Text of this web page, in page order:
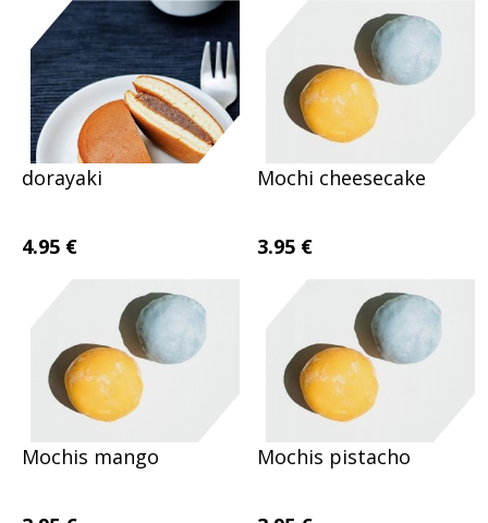
dorayaki
4.95 €
Mochi cheesecake
3.95 €
Mochis mango Mochis pistacho